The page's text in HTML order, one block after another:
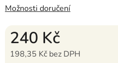
Možnosti doručení
240 Kč
198,35 Kč bez DPH